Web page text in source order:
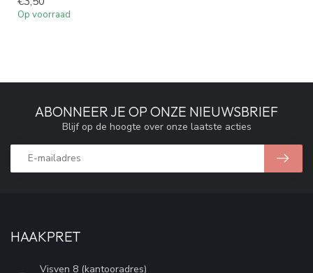
Op voorraad
ABONNEER JE OP ONZE NIEUWSBRIEF
Blijf op de hoogte over onze laatste acties
HAAKPRET
Visven 8 (kantooradres)